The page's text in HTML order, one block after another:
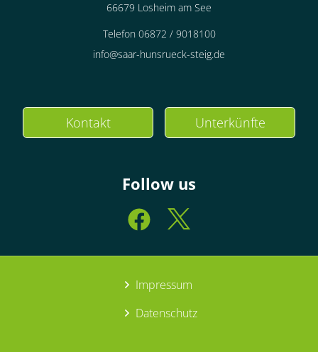
66679 Losheim am See
Telefon 06872 / 9018100
info@saar-hunsrueck-steig.de
Kontakt Unterkünfte
Follow us
Impressum
Datenschutz